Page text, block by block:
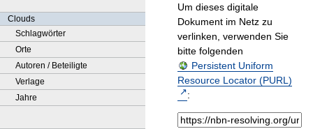
Clouds
Schlagwörter
Orte
Autoren / Beteiligte
Verlage
Jahre
Um dieses digitale
Dokument im Netz zu
verlinken, verwenden Sie
bitte folgenden
Persistent Uniform
Resource Locator (PURL)
: